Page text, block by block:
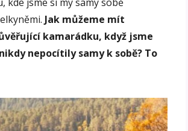
Jak můžeme mít
kamarádku, když jsme
nepocítily samy k sobě? To